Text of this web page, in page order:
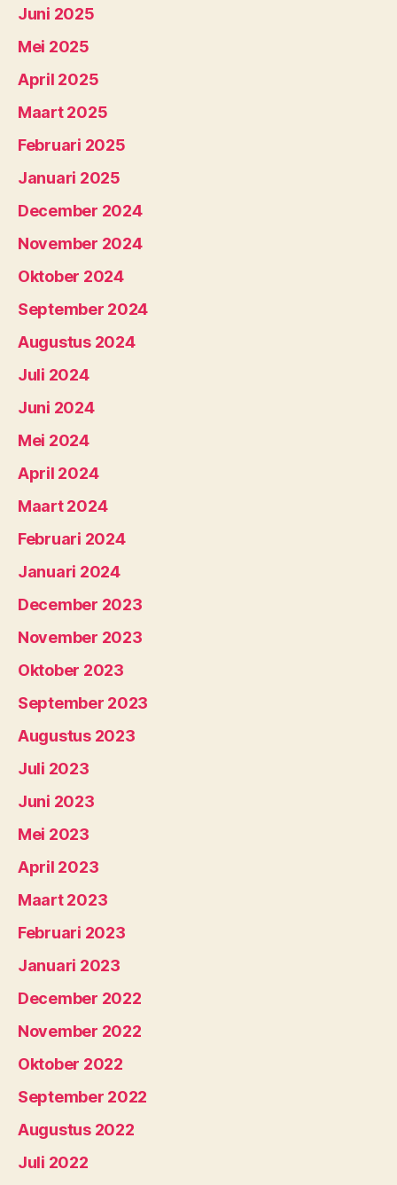
Juni 2025
Mei 2025
April 2025
Maart 2025
Februari 2025
Januari 2025
December 2024
November 2024
Oktober 2024
September 2024
Augustus 2024
Juli 2024
Juni 2024
Mei 2024
April 2024
Maart 2024
Februari 2024
Januari 2024
December 2023
November 2023
Oktober 2023
September 2023
Augustus 2023
Juli 2023
Juni 2023
Mei 2023
April 2023
Maart 2023
Februari 2023
Januari 2023
December 2022
November 2022
Oktober 2022
September 2022
Augustus 2022
Juli 2022